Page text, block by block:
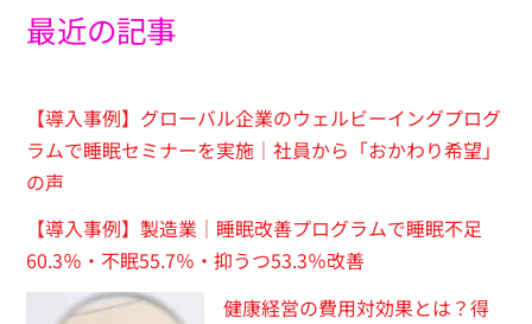
最近の記事
【導入事例】グローバル企業のウェルビーイングプログ
ラムで睡眠セミナーを実施｜社員から「おかわり希望」
の声
【導入事例】製造業｜睡眠改善プログラムで睡眠不足
60.3％・不眠55.7％・抑うつ53.3％改善
健康経営の費用対効果とは？得